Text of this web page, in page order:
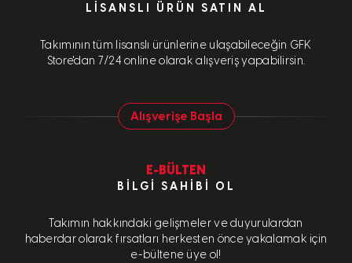
LISANSLI ÜRÜN SATIN AL
Takımının tüm lisanslı ürünlerine ulaşabileceğin GFK
Store'dan 7/24 online olarak alışveriş yapabilirsin.
Alışverişe Başla
E-BÜLTEN
BILGI SAHIBI OL
Takımın hakkındaki gelişmeler ve duyurulardan
haberdar olarak fırsatları herkesten önce yakalamak için
e-bültene üye ol!